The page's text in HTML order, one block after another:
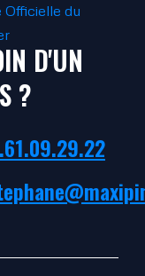
Officielle du
D'UN
?